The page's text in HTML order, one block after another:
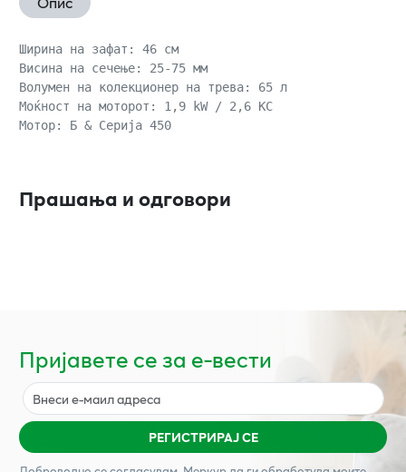
Ширина на зафат: 46 см
Висина на сечење: 25-75 мм
Волумен на колекционер на трева: 65 л
Моќност на моторот: 1,9 kW / 2,6 КС
Прашања и одговори
Пријавете се за е-вести
РЕГИСТРИРАЈ СЕ